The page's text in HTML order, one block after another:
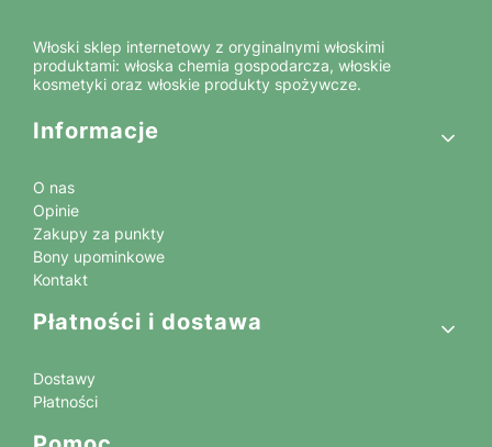
Włoski sklep internetowy z oryginalnymi włoskimi
produktami: włoska chemia gospodarcza, włoskie
kosmetyki oraz włoskie produkty spożywcze.
Linki w stopce
Informacje
O nas
Opinie
Zakupy za punkty
Bony upominkowe
Kontakt
Płatności i dostawa
Dostawy
Płatności